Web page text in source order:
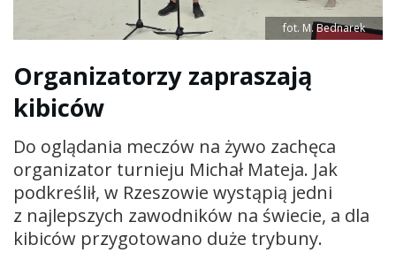
fot. M. Bednarek
Organizatorzy zapraszają
kibiców
Do oglądania meczów na żywo zachęca
organizator turnieju Michał Mateja. Jak
podkreślił, w Rzeszowie wystąpią jedni
z najlepszych zawodników na świecie, a dla
kibiców przygotowano duże trybuny.